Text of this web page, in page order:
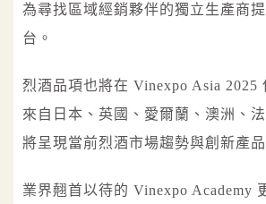
為尋找區域經銷夥伴的獨立生產商
台。
烈酒品項也將在 Vinexpo Asia 2025
來自日本、英國、愛爾蘭、澳洲、
將呈現當前烈酒市場趨勢與創新產品
業界翹首以待的 Vinexpo Academy